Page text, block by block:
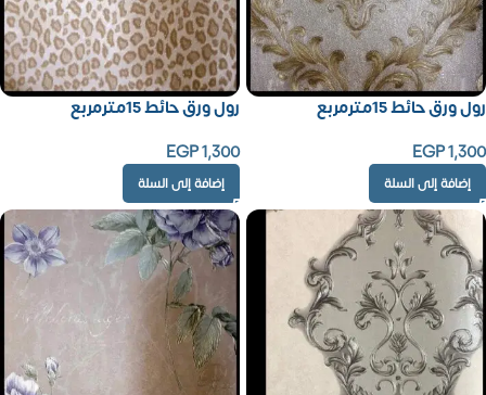
رول ورق حائط 15مترمربع
EGP1,300
إضافة إلى السلة
رول ورق حائط 15مترمربع
EGP1,300
إضافة إلى السلة